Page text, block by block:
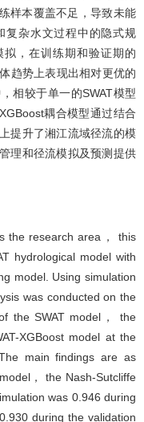
样本覆盖不足，导致未能
复杂水文过程中的隐式规
，在训练期和验证期的
趋势上表现出相对更优的
相较于单一的SWAT模型
耦合模型通过结合
提升了湘江流域径流的模
理和径流模拟及预测提供
the research area， this
hydrological model with
model. Using simulation
was conducted on the
the SWAT model， the
XGBoost model at the
main findings are as
， the Nash-Sutcliffe
was 0.946 during
during the validation